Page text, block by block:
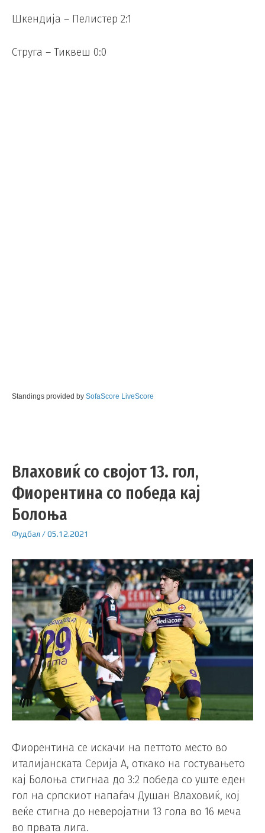
Шкендија – Пелистер 2:1
Струга – Тиквеш 0:0
Standings provided by SofaScore LiveScore
Влаховиќ со својот 13. гол,
Фиорентина со победа кај
Болоња
Фудбал /05.12.2021
Фиорентина се искачи на петтото место во
италијанската Серија А, откако на гостувањето
кај Болоња стигнаа до 3:2 победа со уште еден
гол на српскиот напаѓач Душан Влаховиќ, кој
веќе стигна до неверојатни 13 гола во 16 меча
во првата лига.